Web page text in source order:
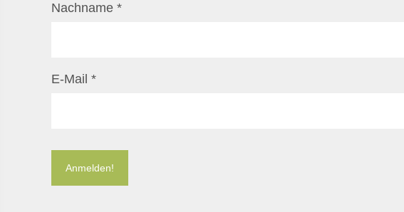
Nachname *
E-Mail *